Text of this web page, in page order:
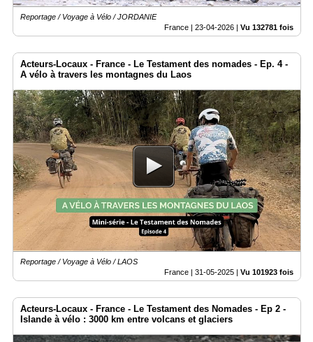
Reportage / Voyage à Vélo / JORDANIE
France | 23-04-2026 Vu 132781 fois
Acteurs-Locaux - France - Le Testament des nomades - Ep. 4 -
A vélo à travers les montagnes du Laos
Reportage / Voyage à Vélo / LAOS
France | 31-05-2025 | Vu 101923 fois
Acteurs-Locaux - France - Le Testament des Nomades - Ep 2 -
Islande à vélo : 3000 km entre volcans et glaciers